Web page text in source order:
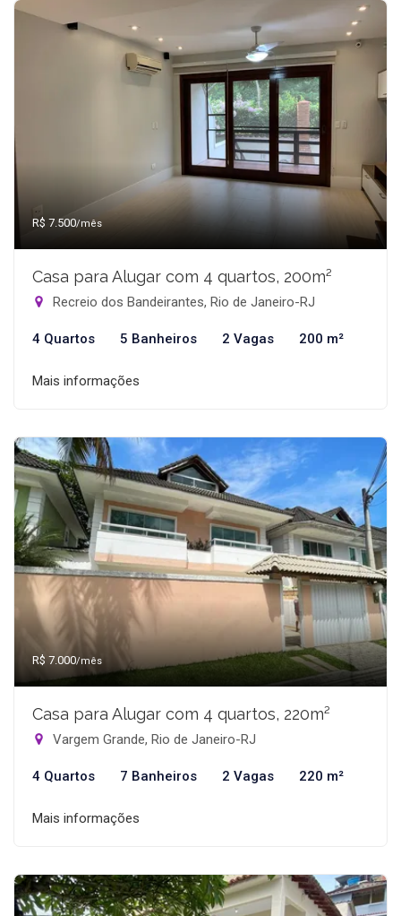
R$ 7.500/mês
Casa para Alugar com 4 quartos, 200m²
Recreio dos Bandeirantes, Rio de Janeiro-RJ
4 Quartos 5 Banheiros 2 Vagas 200 m²
Mais informações
R$ 7.000/mês
Casa para Alugar com 4 quartos, 220m²
Vargem Grande, Rio de Janeiro-RJ
4 Quartos 7 Banheiros 2 Vagas 220 m²
Mais informações